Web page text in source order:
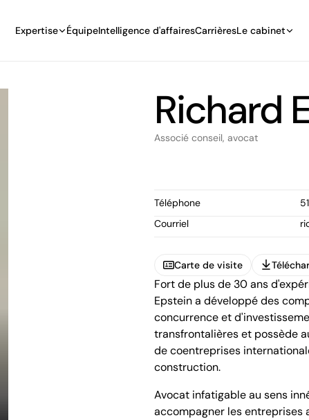
Expertise ÉquipeIntelligence d'affairesCarrièresLe cabinet
Richard
Associé conseil, avocat
Téléphone
Courriel
Carte de visite
Carte de visite
Fort de plus de 30 ans
Epstein a développé des
concurrence et
transfrontalières et possède
de coentreprises
construction.
Avocat infatigable au sens
accompagner les entreprises